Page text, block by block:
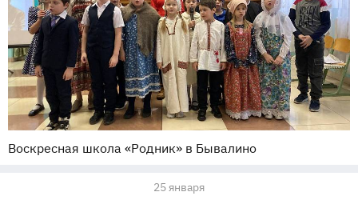
Воскресная школа «Родник» в Бывалино
25 января